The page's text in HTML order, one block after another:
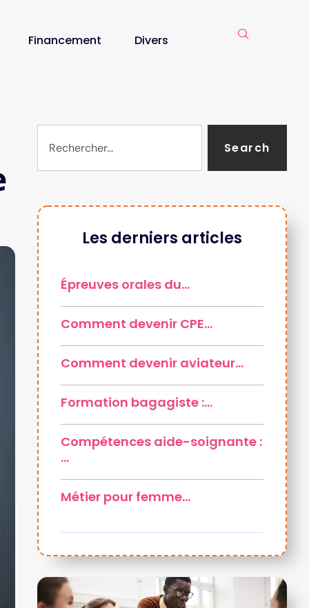
Financement Divers
Search
Les derniers articles
Épreuves orales du…
Comment devenir CPE…
Comment devenir aviateur…
Formation bagagiste :…
Compétences aide-soignante :
…
Métier pour femme…